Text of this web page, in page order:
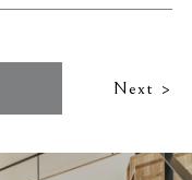
Next >